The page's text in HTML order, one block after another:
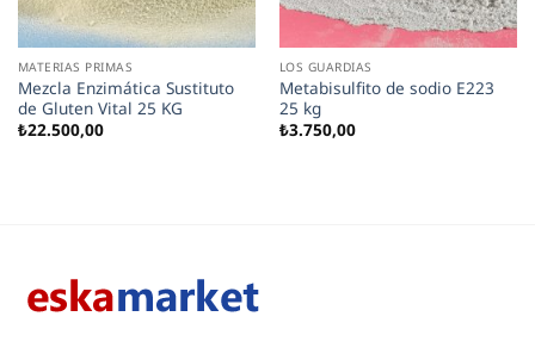
MATERIAS PRIMAS
Mezcla Enzimática Sustituto
de Gluten Vital 25 KG
₺22.500,00
LOS GUARDIAS
Metabisulfito de sodio E223
25 kg
₺3.750,00